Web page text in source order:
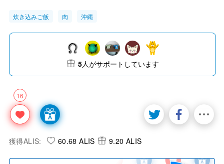
炊き込みご飯 肉 沖縄
16
5人がサポートしています
獲得ALIS: 60.68 ALIS 9.20 ALIS